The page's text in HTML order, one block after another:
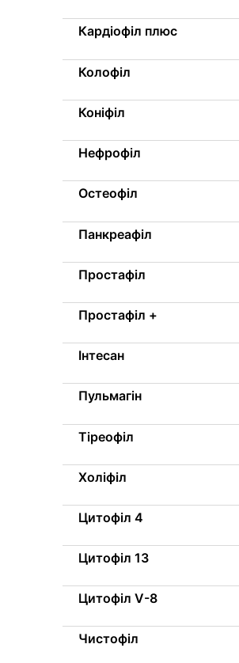
Кардіофіл плюс
Колофіл
Коніфіл
Нефрофіл
Остеофіл
Панкреафіл
Простафіл
Простафіл +
Інтесан
Пульмагін
Тіреофіл
Холіфіл
Цитофіл 4
Цитофіл 13
Цитофіл V-8
Чистофіл